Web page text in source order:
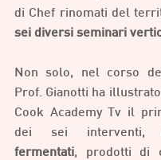
sei diversi seminari
Non solo, nel corso
Prof. Gianotti ha
Cook Academy Tv il
fermentati, prodotti di